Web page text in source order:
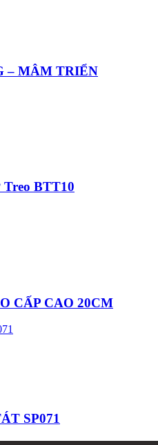
– MÂM TRIỂN
BTT10
CẤP CAO 20CM
SP071